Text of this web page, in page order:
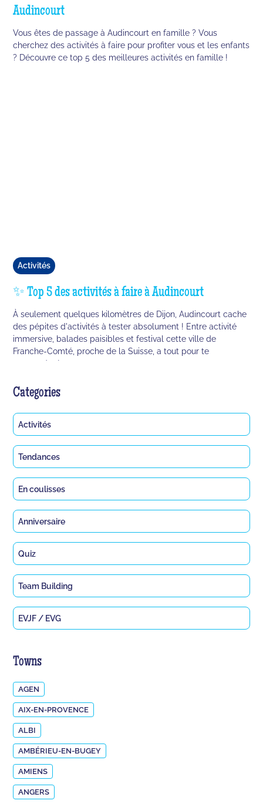
Audincourt
Vous êtes de passage à Audincourt en famille ? Vous
cherchez des activités à faire pour profiter vous et les enfants
? Découvre ce top 5 des meilleures activités en famille !
Activités
✨ Top 5 des activités à faire à Audincourt
À seulement quelques kilomètres de Dijon, Audincourt cache
des pépites d'activités à tester absolument ! Entre activité
immersive, balades paisibles et festival cette ville de
Franche-Comté, proche de la Suisse, a tout pour te
surprendre !
Categories
Activités
Tendances
En coulisses
Anniversaire
Quiz
Team Building
EVJF / EVG
Towns
AGEN
AIX-EN-PROVENCE
ALBI
AMBÉRIEU-EN-BUGEY
AMIENS
ANGERS